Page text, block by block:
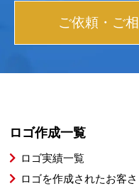
ご依頼・ご
ロゴ作成一覧
ロゴ実績一覧
ロゴを作成されたお客